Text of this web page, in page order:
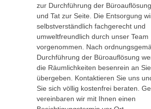
zur Durchführung der
und Tat zur Seite. Die Entsorgung
selbstverständlich fachgerecht und
umweltfreundlich durch unser Team
vorgenommen. Nach
Durchführung der Büroauflösung
die Räumlichkeiten besenrein an Sie
übergeben. Kontaktieren Sie uns
Sie sich völlig kostenfrei beraten.
vereinbaren wir mit Ihnen einen